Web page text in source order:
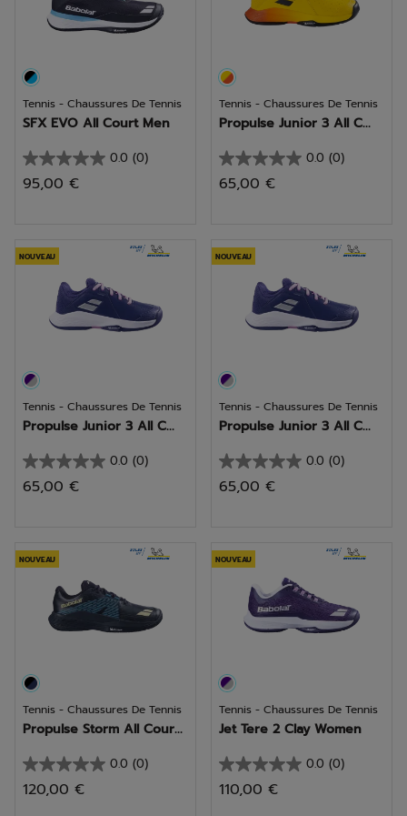
Tennis - Chaussures De Tennis
SFX EVO All Court Men
0.0 (0)
0.0
sur
95,00 €
Tennis - Chaussures De Tennis
Propulse Junior 3 All C...
0.0 (0)
0.0
sur
65,00 €
NOUVEAU
Tennis - Chaussures De Tennis
Propulse Junior 3 All C...
0.0 (0)
0.0
sur
65,00 €
NOUVEAU
Tennis - Chaussures De Tennis
Propulse Junior 3 All C...
0.0 (0)
0.0
sur
65,00 €
NOUVEAU
Tennis - Chaussures De Tennis
Propulse Storm All Cour...
0.0 (0)
0.0
sur
120,00 €
NOUVEAU
Tennis - Chaussures De Tennis
Jet Tere 2 Clay Women
0.0 (0)
0.0
sur
110,00 €